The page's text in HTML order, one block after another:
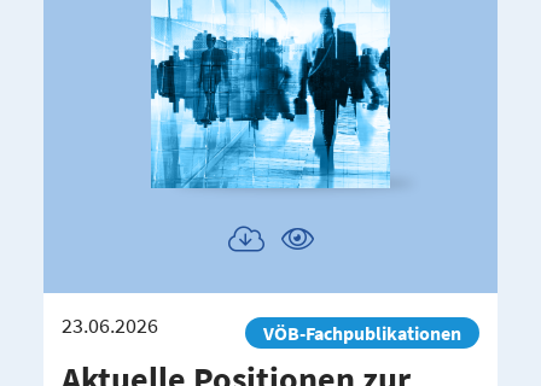
Publikation
Publikation
23.06.2026 VÖB-Fachpublikationen